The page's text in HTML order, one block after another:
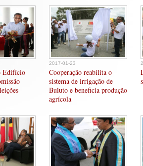
Edifício
2017-01-23
Cooperação reabilita o
sistema de irrigação de
Buluto e beneficia produção
agrícola